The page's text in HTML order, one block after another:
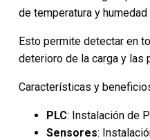
de temperatura y
Esto permite detectar en
deterioro de la carga y
Características y
PLC: Instalación de
Sensores: